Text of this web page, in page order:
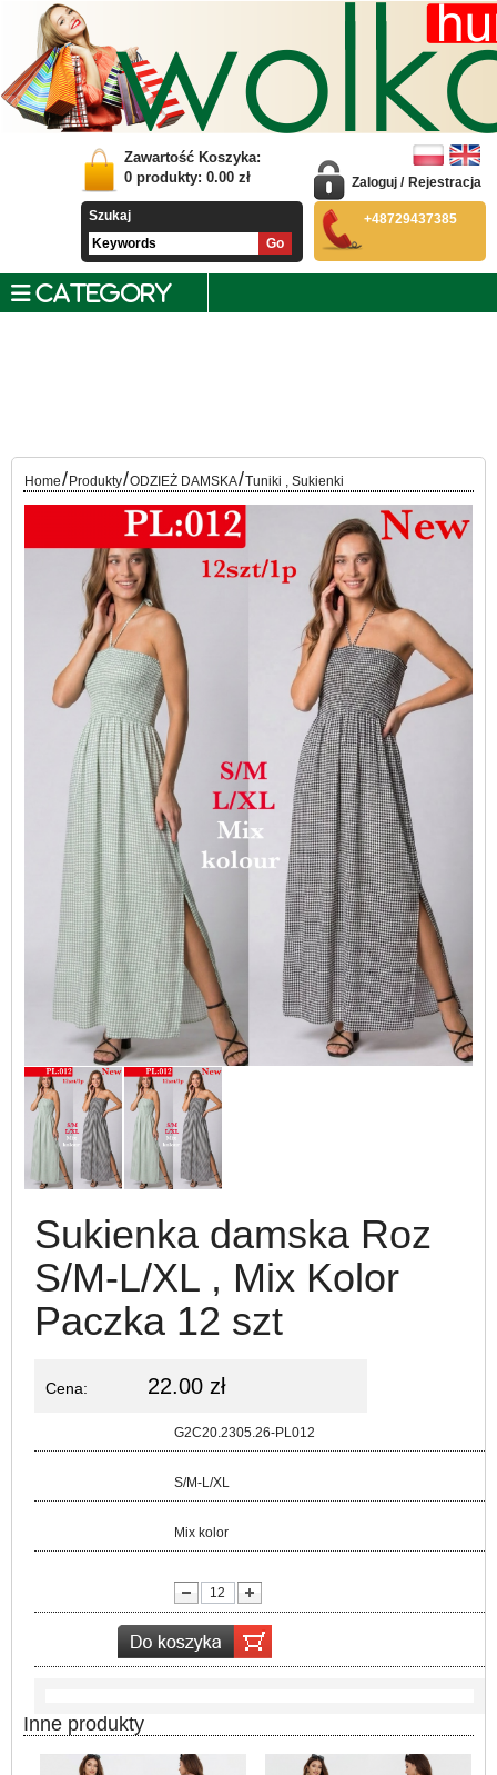
Zawartość Koszyka:
0 produkty: 0.00 zł
Szukaj
Zaloguj / Rejestracja
+48729437385
CATEGORY
Home/ Produkty/ODZIEŻ DAMSKA/Tuniki , Sukienki
Sukienka damska Roz
S/M-L/XL , Mix Kolor
Paczka 12 szt
Cena: 22.00 zł
G2C20.2305.26-PL012
S/M-L/XL
Mix kolor
Inne produkty